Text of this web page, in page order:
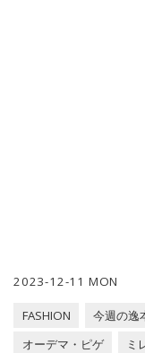
2023-12-11 MON
FASHION 今週の逸
オーデマ・ピゲ
ミ